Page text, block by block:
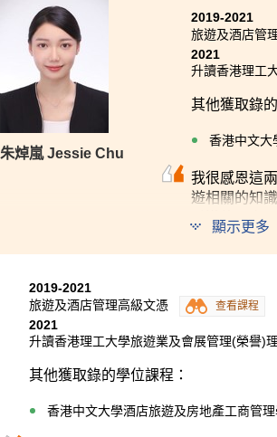
幻
燈
片
朱焯嵐 Jessie Chu
2019-2021
旅遊及酒店管
2021
升讀香港理工
其他獲取錄
香港中文大
我很感恩這
遊相關的知
香港的一家
們面對困難
酒店業工作
顯示更多
2019-2021
旅遊及酒店管理高級文憑
查看課程
2021
升讀香港理工大學旅遊業及會展管理(榮譽)
其他獲取錄的學位課程：
香港中文大學酒店旅遊及房地產工商管